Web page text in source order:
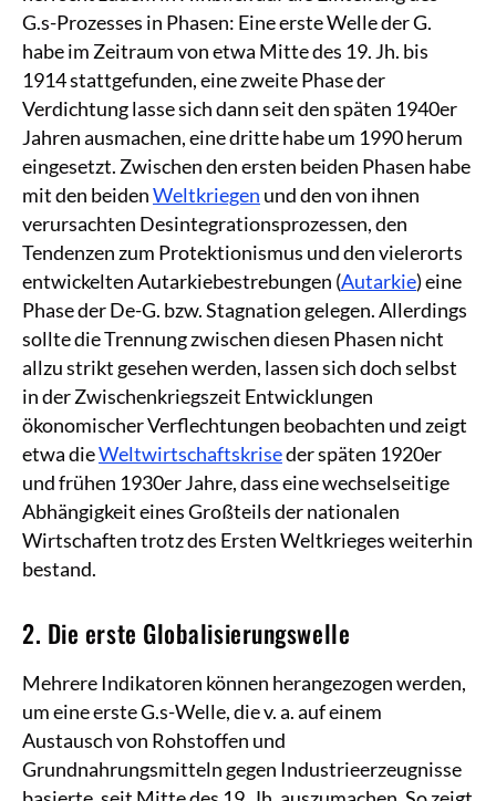
G.s-Prozesses in Phasen: Eine erste Welle der G.
habe im Zeitraum von etwa Mitte des 19. Jh. bis
1914 stattgefunden, eine zweite Phase der
Verdichtung lasse sich dann seit den späten 1940er
Jahren ausmachen, eine dritte habe um 1990 herum
eingesetzt. Zwischen den ersten beiden Phasen habe
mit den beidenWeltkriegen und den von ihnen
verursachten Desintegrationsprozessen, den
Tendenzen zum Protektionismus und den vielerorts
entwickelten Autarkiebestrebungen (Autarkie) eine
Phase der De-G. bzw. Stagnation gelegen. Allerdings
sollte die Trennung zwischen diesen Phasen nicht
allzu strikt gesehen werden, lassen sich doch selbst
in der Zwischenkriegszeit Entwicklungen
ökonomischer Verflechtungen beobachten und zeigt
etwa dieWeltwirtschaftskriseder späten 1920er
und frühen 1930er Jahre, dass eine wechselseitige
Abhängigkeit eines Großteils der nationalen
Wirtschaften trotz des Ersten Weltkrieges weiterhin
bestand.
2. Die erste Globalisierungswelle
Mehrere Indikatoren können herangezogen werden,
um eine erste G.s-Welle, die v. a. auf einem
Austausch von Rohstoffen und
Grundnahrungsmitteln gegen Industrieerzeugnisse